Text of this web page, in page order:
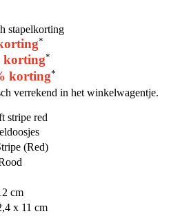
stapelkorting
*
korting*
korting*
verrekend in het winkelwagentje.
stripe red
(Red)
cm
x 11 cm